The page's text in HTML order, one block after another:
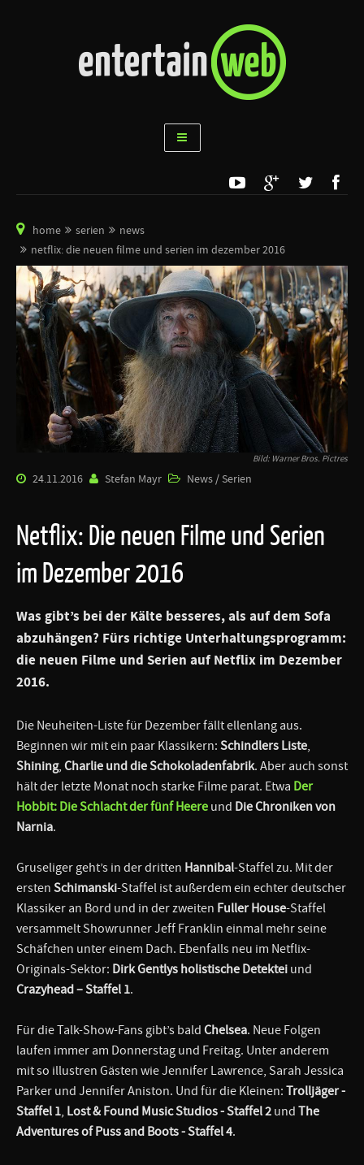
home serien
news
netflix: die neuen filme und serien im dezember 2016
Bild: Warner Bros. Pictres
24.11.2016 Stefan Mayr News / Serien
Netflix: Die neuen Filme und Serien
im Dezember 2016
Was gibt’s bei der Kälte besseres, als auf dem Sofa
abzuhängen? Fürs richtige Unterhaltungsprogramm:
die neuen Filme und Serien auf Netflix im Dezember
2016.
Die Neuheiten-Liste für Dezember fällt ellenlang aus.
Beginnen wir mit ein paar Klassikern: Schindlers Liste,
Shining, Charlie und die Schokoladenfabrik. Aber auch sonst
hält der letzte Monat noch starke Filme parat. Etwa Der
Hobbit: Die Schlacht der fünf Heere und Die Chroniken von
Narnia.
Gruseliger geht’s in der dritten Hannibal-Staffel zu. Mit der
ersten Schimanski-Staffel ist außerdem ein echter deutscher
Klassiker an Bord und in der zweiten Fuller House-Staffel
versammelt Showrunner Jeff Franklin einmal mehr seine
Schäfchen unter einem Dach. Ebenfalls neu im Netflix-
Originals-Sektor: Dirk Gentlys holistische Detektei und
Crazyhead – Staffel 1.
Für die Talk-Show-Fans gibt’s bald Chelsea. Neue Folgen
laufen immer am Donnerstag und Freitag. Unter anderem
mit so illustren Gästen wie Jennifer Lawrence, Sarah Jessica
Parker und Jennifer Aniston. Und für die Kleinen: Trolljäger -
Staffel 1, Lost & Found Music Studios - Staffel 2 und The
Adventures of Puss and Boots - Staffel 4.